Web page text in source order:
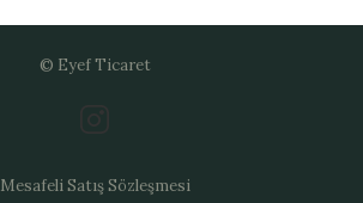
© Eyef Ticaret
Mesafeli Satış Sözleşmesi